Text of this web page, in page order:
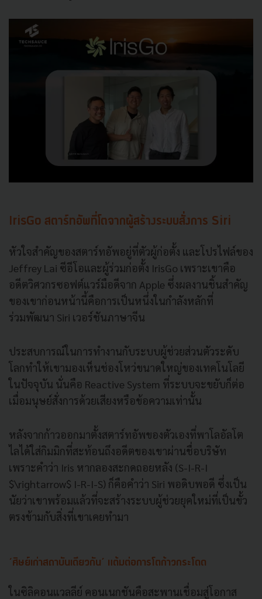
IrisGo สตาร์ทอัพที่โตจากผู้สร้างระบบสั่งการ Siri
หัวใจสำคัญของสตาร์ทอัพอยู่ที่ตัวผู้ก่อตั้ง และโปรไฟล์ของ
Jeffrey Lai ซีอีโอและผู้ร่วมก่อตั้ง IrisGo เพราะเขาคือ
อดีตวิศวกรซอฟต์แวร์มือดีจาก Apple ซึ่งผลงานชิ้นสำคัญ
ของเขาก่อนหน้านี้คือการเป็นหนึ่งในกำลังหลักที่
ร่วมพัฒนา Siri เวอร์ชันภาษาจีน
ประสบการณ์ในการทำงานกับระบบผู้ช่วยส่วนตัวระดับ
โลกทำให้เขามองเห็นช่องโหว่ขนาดใหญ่ของเทคโนโลยี
ในปัจจุบัน นั่นคือ Reactive System ที่ระบบจะขยับก็ต่อ
เมื่อมนุษย์สั่งการด้วยเสียงหรือข้อความเท่านั้น
หลังจากก้าวออกมาตั้งสตาร์ทอัพของตัวเองที่พาโลอัลโต
ไลได้ใส่กิมมิกที่สะท้อนถึงอดีตของเขาผ่านชื่อบริษัท
เพราะคำว่า Iris หากลองสะกดถอยหลัง (S-I-R-I
$\rightarrow$ I-R-I-S) ก็คือคำว่า Siri พอดิบพอดี ซึ่งเป็น
นัยว่าเขาพร้อมแล้วที่จะสร้างระบบผู้ช่วยยุคใหม่ที่เป็นขั้ว
ตรงข้ามกับสิ่งที่เขาเคยทำมา
‘ศิษย์เก่าสถาบันเดียวกัน’ แต้มต่อการโตก้าวกระโดด
ในซิลิคอนแวลลีย์ คอนเนกชันคือสะพานเชื่อมสู่โอกาส